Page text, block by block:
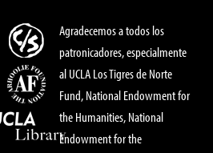
Agradecemos a todos los
patronicadores, especialmente
al UCLA Los Tigres de Norte
Fund, National Endowment for
the Humanities, National
Endowment for the